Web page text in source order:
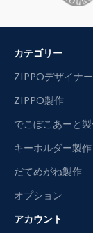
カテゴリー
ZIPPOデザイナ
ZIPPO製作
でこぼこあーと
キーホルダー製作
だてめがね製作
オプション
アカウント